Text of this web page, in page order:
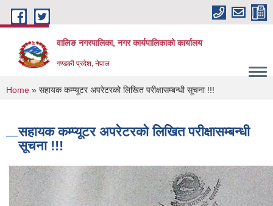
Skip to main content
वालिङ नगरपालिका, नगर कार्यपालिकाको कार्यालय
गण्डकी प्रदेश, नेपाल
You are here
Home » सहायक कम्प्यूटर अपरेटरको लिखित परीक्षासम्बन्धी सूचना !!!
सहायक कम्प्यूटर अपरेटरको लिखित परीक्षासम्बन्धी
सूचना !!!